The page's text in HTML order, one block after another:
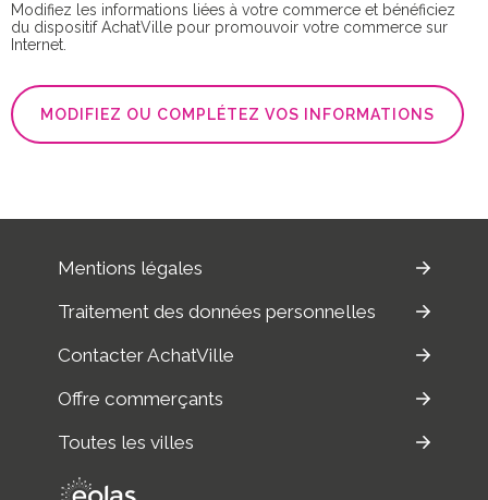
Modifiez les informations liées à votre commerce et bénéficiez
du dispositif AchatVille pour promouvoir votre commerce sur
Internet.
MODIFIEZ OU COMPLÉTEZ VOS INFORMATIONS
Mentions légales
Traitement des données personnelles
Contacter AchatVille
Offre commerçants
Toutes les villes